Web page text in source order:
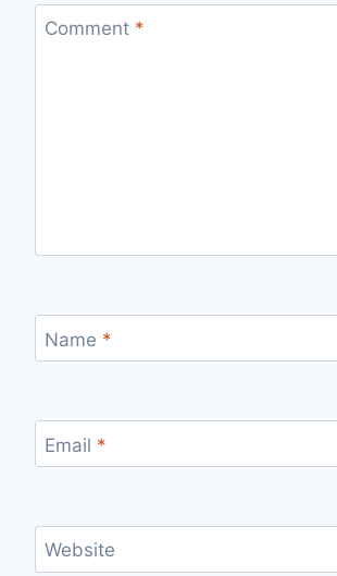
Comment *
Name *
Email *
Website